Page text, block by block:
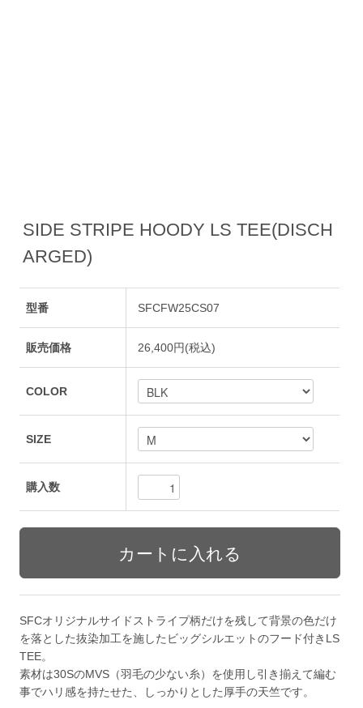
SIDE STRIPE HOODY LS TEE(DISCH
ARGED)
型番 SFCFW25CS07
販売価格 26,400円(税込)
COLOR
SIZE
購入数
SFCオリジナルサイドストライプ柄だけを残して背景の色だけ
を落とした抜染加工を施したビッグシルエットのフード付きLS
TEE。
素材は30SのMVS（羽毛の少ない糸）を使用し引き揃えて編む
事でハリ感を持たせた、しっかりとした厚手の天竺です。